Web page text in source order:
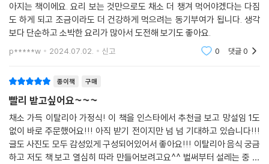
아지는 책이에요. 요리 보는 것만으로도 채소 더 챙겨 먹어야겠다는 다짐
도 하게 되고 조금이라도 더 건강하게 먹으려는 동기부여가 됩니다. 생각
보다 단순하고 소박한 요리가 많아서 도전해 보기도 좋아요.
p*****w 2024.07.02. 신고 0 댓글0
종이책 구매
빨리 받고싶어요~~~
채소 가득 이탈리아 가정식! 이 책을 인스타에서 추천글 보고 망설임 1도
없이 바로 주문했어요!!! 아직 받기 전이지만 넘 넘 기대하고 있습니다!!!
글도 사진도 모두 감성있게 구성되어있어서 좋아요!!! 이탈리아 음식 궁금
하고 저도 책 보고 열심히 따라 만들어보려고요^^ 벌써부터 설레는 중 입